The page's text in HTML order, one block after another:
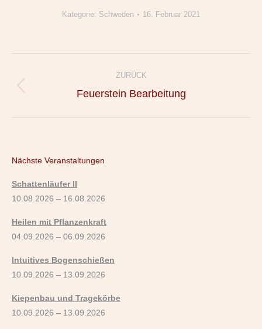
Kategorie: Schweden 16. Februar 2021
Navigation
ZURÜCK
Vorheriges
Feuerstein Bearbeitung
Nächste Veranstaltungen
Schattenläufer II
10.08.2026 – 16.08.2026
Heilen mit Pflanzenkraft
04.09.2026 – 06.09.2026
Intuitives Bogenschießen
10.09.2026 – 13.09.2026
Kiepenbau und Tragekörbe
10.09.2026 – 13.09.2026